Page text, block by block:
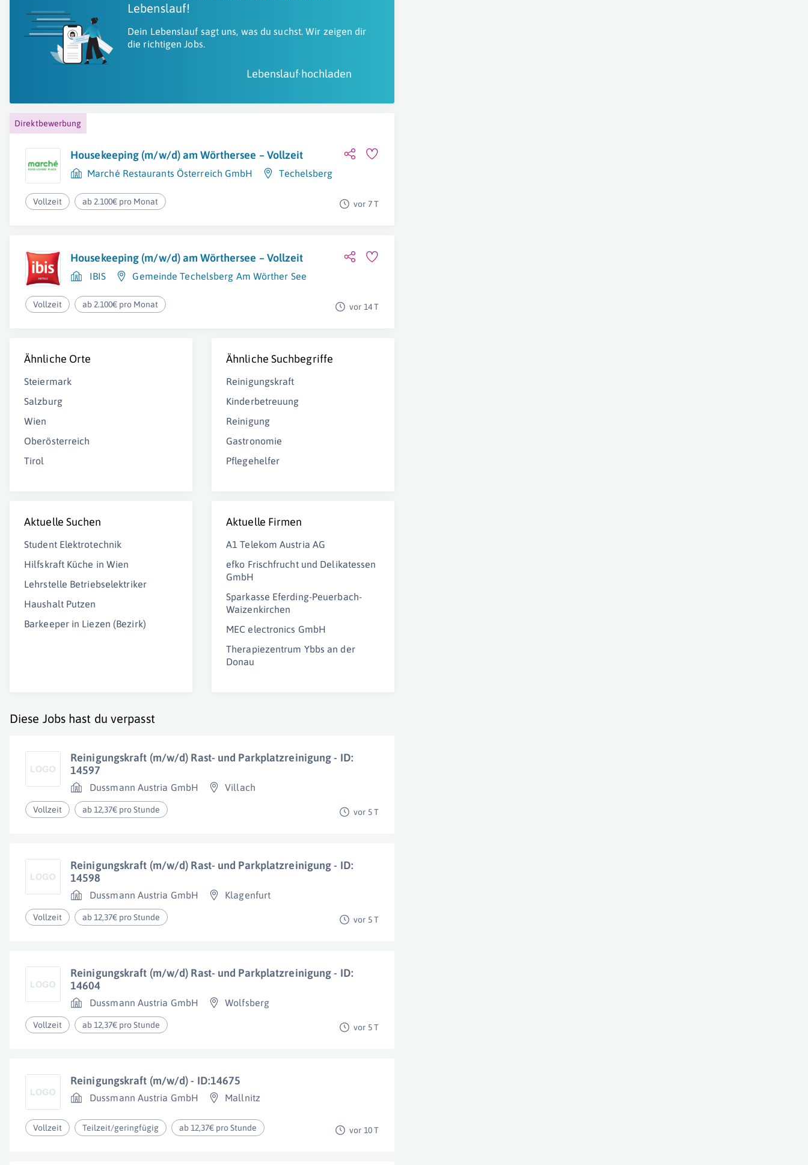
Lebenslauf!
Dein Lebenslauf sagt uns, was du suchst. Wir zeigen dir
die richtigen Jobs.
Lebenslauf hochladen
Direktbewerbung
Housekeeping (m/w/d) am Wörthersee – Vollzeit
Marché Restaurants Österreich GmbH Techelsberg
Vollzeit ab 2.100€ pro Monat vor 7 T
Housekeeping (m/w/d) am Wörthersee – Vollzeit
IBIS Gemeinde Techelsberg Am Wörther See
Vollzeit ab 2.100€ pro Monat vor 14 T
Ähnliche Orte
Steiermark
Salzburg
Wien
Oberösterreich
Tirol
Ähnliche Suchbegriffe
Reinigungskraft
Kinderbetreuung
Reinigung
Gastronomie
Pflegehelfer
Aktuelle Suchen
Student Elektrotechnik
Hilfskraft Küche in Wien
Lehrstelle Betriebselektriker
Haushalt Putzen
Barkeeper in Liezen (Bezirk)
Aktuelle Firmen
A1 Telekom Austria AG
efko Frischfrucht und Delikatessen
GmbH
Sparkasse Eferding-Peuerbach-
Waizenkirchen
MEC electronics GmbH
Therapiezentrum Ybbs an der
Donau
Diese Jobs hast du verpasst
Reinigungskraft (m/w/d) Rast- und Parkplatzreinigung - ID:
14597
Dussmann Austria GmbH Villach
Vollzeit ab 12,37€ pro Stunde vor 5 T
Reinigungskraft (m/w/d) Rast- und Parkplatzreinigung - ID:
14598
Dussmann Austria GmbH Klagenfurt
Vollzeit ab 12,37€ pro Stunde vor 5 T
Reinigungskraft (m/w/d) Rast- und Parkplatzreinigung - ID:
14604
Dussmann Austria GmbH Wolfsberg
Vollzeit ab 12,37€ pro Stunde vor 5 T
Reinigungskraft (m/w/d) - ID:14675
Dussmann Austria GmbH Mallnitz
Vollzeit Teilzeit/geringfügig ab 12,37€ pro Stunde vor 10 T